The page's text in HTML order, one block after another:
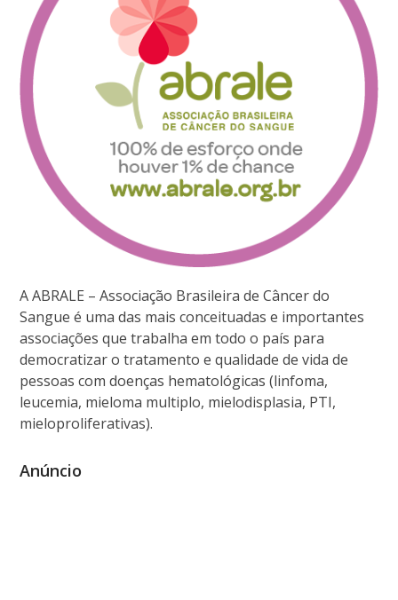
A ABRALE – Associação Brasileira de Câncer do
Sangue é uma das mais conceituadas e importantes
associações que trabalha em todo o país para
democratizar o tratamento e qualidade de vida de
pessoas com doenças hematológicas (linfoma,
leucemia, mieloma multiplo, mielodisplasia, PTI,
mieloproliferativas).
Anúncio